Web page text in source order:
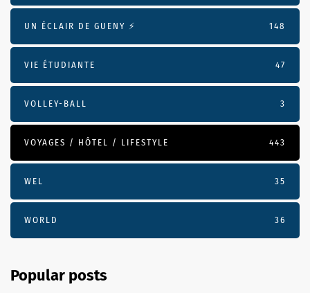
UN ÉCLAIR DE GUENY ⚡️ 148
VIE ÉTUDIANTE 47
VOLLEY-BALL 3
VOYAGES / HÔTEL / LIFESTYLE 443
WEL 35
WORLD 36
Popular posts